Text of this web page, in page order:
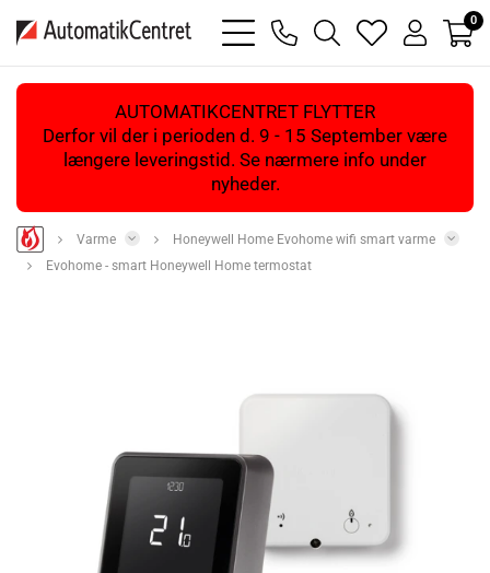
bars
light
phone
magnifying
glass
heart
light
user
light
0
AUTOMATIKCENTRET FLYTTER
Derfor vil der i perioden d. 9 - 15 September være
længere leveringstid. Se nærmere info under
nyheder.
Varme
Honeywell Home Evohome wifi smart varme
Evohome - smart Honeywell Home termostat